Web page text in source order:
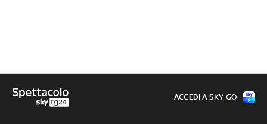
ACCEDI A SKY GO